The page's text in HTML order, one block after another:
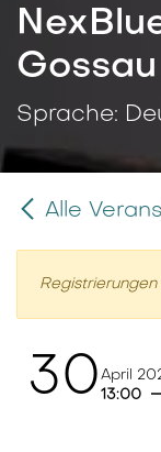
Sprache:
Alle
Registrierungen
30 April
13:00